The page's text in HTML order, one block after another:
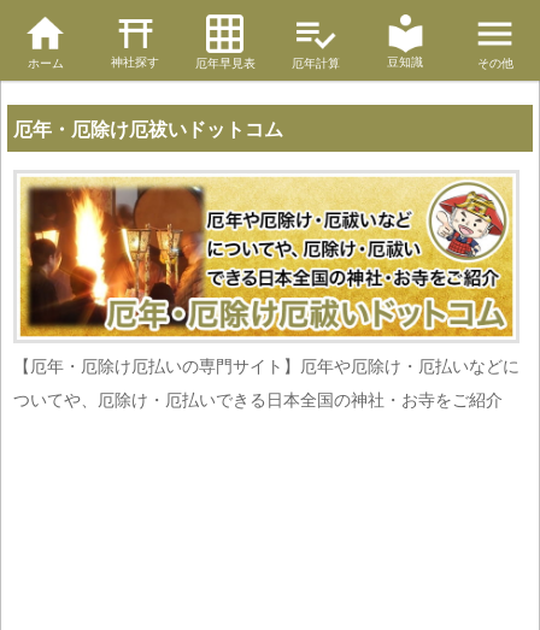
ホーム 神社探す 厄年早見表 厄年計算 豆知識 その他
厄年・厄除け厄祓いドットコム
【厄年・厄除け厄払いの専門サイト】厄年や厄除け・厄払いなどに
ついてや、厄除け・厄払いできる日本全国の神社・お寺をご紹介